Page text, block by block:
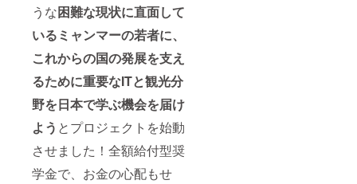
うな困難な現状に直面して
いるミャンマーの若者に、
これからの国の発展を支え
るために重要なITと観光分
野を日本で学ぶ機会を届け
よう とプロジェクトを始動
させました！全額給付型奨
学金で、お金の心配もせ